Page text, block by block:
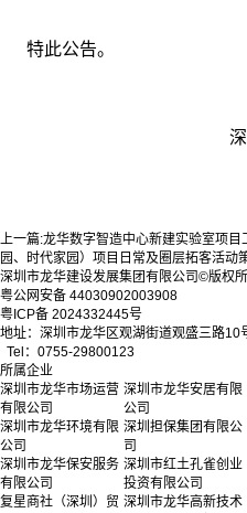
特此公告。
上一篇:龙华数字智造中心新建实验室项目
园、时代家园）项目日常及圈层拓客活动
深圳市龙华建设发展集团有限公司©版权
粤公网安备 44030902003908
粤ICP备 2024332445号
地址：深圳市龙华区观湖街道观盛三路10
Tel：0755-29800123
所属企业
深圳市龙华市场运营
有限公司
深圳市龙华安居有限
公司
深圳市龙华环境有限
公司
深圳担保集团有限公
司
深圳市龙华保安服务
有限公司
深圳市红土孔雀创业
投资有限公司
复星商社（深圳）贸 深圳市龙华高新技术